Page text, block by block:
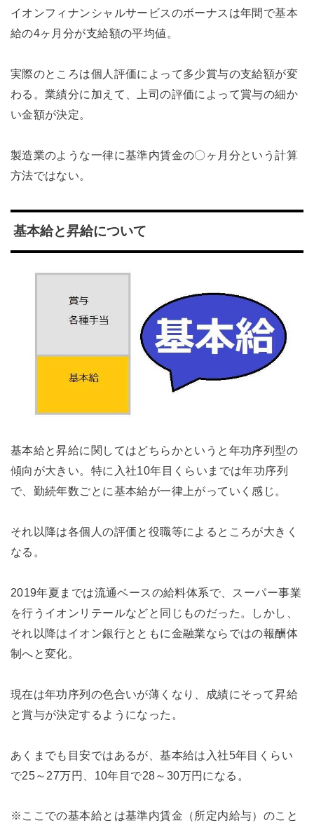
イオンフィナンシャルサービスのボーナスは年間で基本
給の4ヶ月分が支給額の平均値。
実際のところは個人評価によって多少賞与の支給額が変
わる。業績分に加えて、上司の評価によって賞与の細か
い金額が決定。
製造業のような一律に基準内賃金の〇ヶ月分という計算
方法ではない。
基本給と昇給について
基本給と昇給に関してはどちらかというと年功序列型の
傾向が大きい。特に入社10年目くらいまでは年功序列
で、勤続年数ごとに基本給が一律上がっていく感じ。
それ以降は各個人の評価と役職等によるところが大きく
なる。
2019年夏までは流通ベースの給料体系で、スーパー事業
を行うイオンリテールなどと同じものだった。しかし、
それ以降はイオン銀行とともに金融業ならではの報酬体
制へと変化。
現在は年功序列の色合いが薄くなり、成績にそって昇給
と賞与が決定するようになった。
あくまでも目安ではあるが、基本給は入社5年目くらい
で25～27万円、10年目で28～30万円になる。
※ここでの基本給とは基準内賃金（所定内給与）のこと